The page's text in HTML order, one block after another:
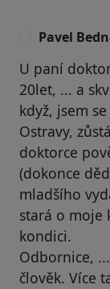
Pavel
U paní
20let, ... a
když, jsem
Ostravy,
doktorce
(dokonce
mladšího
stará o moje
kondici.
Odbornice,
člověk. Více